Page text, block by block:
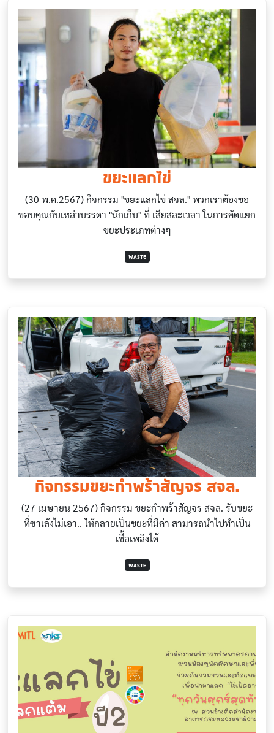
ขยะแลกไข่
(30 พ.ค.2567) กิจกรรม "ขยะแลกไข่ สจล." พวกเราต้องขอ
ขอบคุณกับเหล่าบรรดา "นักเก็บ" ที่ เสียสละเวลา ในการคัดแยก
ขยะประเภทต่างๆ
WASTE
กิจกรรมขยะกำพร้าสัญจร สจล.
(27 เมษายน 2567) กิจกรรม ขยะกำพร้าสัญจร สจล. รับขยะ
ที่ซาเล้งไม่เอา.. ให้กลายเป็นขยะที่มีค่า สามารถนำไปทำเป็น
เชื้อเพลิงได้
WASTE